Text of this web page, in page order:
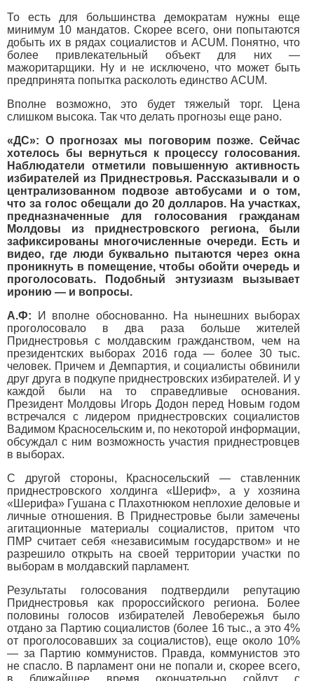
То есть для большинства демократам нужны еще
минимум 10 мандатов. Скорее всего, они попытаются
добыть их в рядах социалистов и ACUM. Понятно, что
более привлекательный объект для них —
мажоритарщики. Ну и не исключено, что может быть
предпринята попытка расколоть единство ACUM.
Вполне возможно, это будет тяжелый торг. Цена
слишком высока. Так что делать прогнозы еще рано.
«ДС»: О прогнозах мы поговорим позже. Сейчас
хотелось бы вернуться к процессу голосования.
Наблюдатели отметили повышенную активность
избирателей из Приднестровья. Рассказывали и о
централизованном подвозе автобусами и о том,
что за голос обещали до 20 долларов. На участках,
предназначенные для голосования гражданам
Молдовы из приднестровского региона, были
зафиксированы многочисленные очереди. Есть и
видео, где люди буквально пытаются через окна
проникнуть в помещение, чтобы обойти очередь и
проголосовать. Подобный энтузиазм вызывает
иронию — и вопросы.
А.Ф: И вполне обоснованно. На нынешних выборах
проголосовало в два раза больше жителей
Приднестровья с молдавским гражданством, чем на
президентских выборах 2016 года — более 30 тыс.
человек. Причем и Демпартия, и социалисты обвинили
друг друга в подкупе приднестровских избирателей. И у
каждой были на то справедливые основания.
Президент Молдовы Игорь Додон перед Новым годом
встречался с лидером приднестровских социалистов
Вадимом Красносельским и, по некоторой информации,
обсуждал с ним возможность участия приднестровцев
в выборах.
С другой стороны, Красносельский — ставленник
приднестровского холдинга «Шериф», а у хозяина
«Шерифа» Гушана с Плахотнюком неплохие деловые и
личные отношения. В Приднестровье были замечены
агитационные материалы социалистов, притом что
ПМР считает себя «независимым государством» и не
разрешило открыть на своей территории участки по
выборам в молдавский парламент.
Результаты голосования подтвердили репутацию
Приднестровья как пророссийского региона. Более
половины голосов избирателей Левобережья было
отдано за Партию социалистов (более 16 тыс., а это 4%
от проголосовавших за социалистов), еще около 10%
— за Партию коммунистов. Правда, коммунистов это
не спасло. В парламент они не попали и, скорее всего,
в ближайшее время окончательно сойдут с